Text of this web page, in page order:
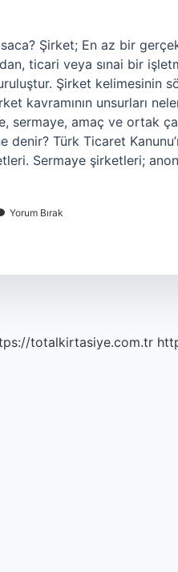
Şirket; En az bir
ticari veya sınai bir
Şirket kelimesinin
kavramının unsurları
sermaye, amaç ve ortak
denir? Türk Ticaret
Sermaye şirketleri;
Yorum Bırak
totalkirtasiye.com.tr